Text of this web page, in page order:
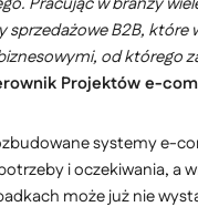
B2B, które
od którego
Projektów e-
systemy e-
i oczekiwania, a
może już nie